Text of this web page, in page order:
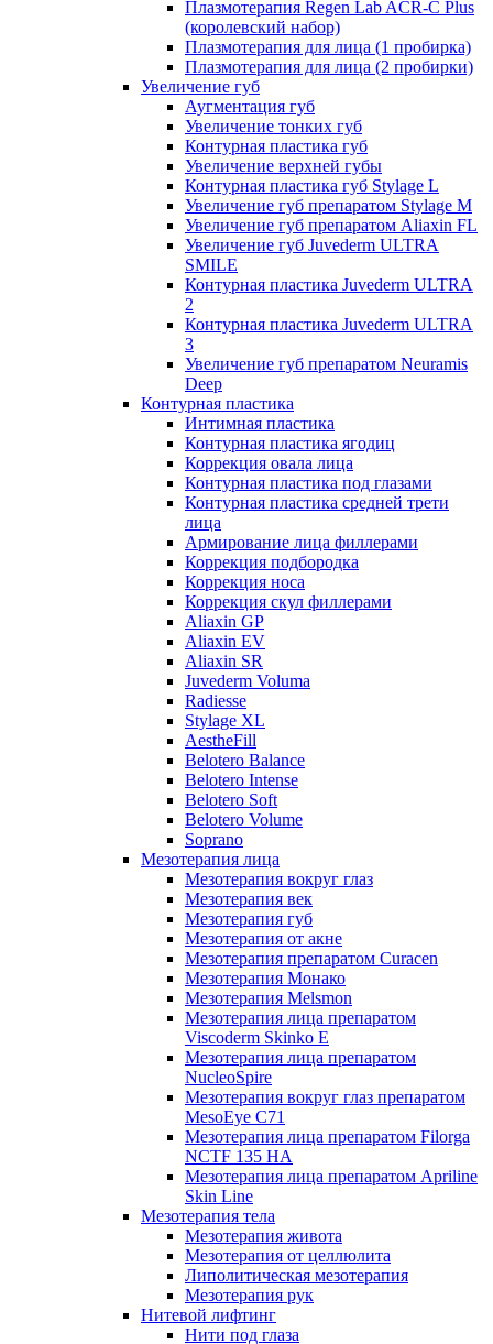
Плазмотерапия Regen Lab ACR-C Plus
(королевский набор)
Плазмотерапия для лица (1 пробирка)
Плазмотерапия для лица (2 пробирки)
Увеличение губ
Аугментация губ
Увеличение тонких губ
Контурная пластика губ
Увеличение верхней губы
Контурная пластика губ Stylage L
Увеличение губ препаратом Stylage M
Увеличение губ препаратом Aliaxin FL
Увеличение губ Juvederm ULTRA
SMILE
Контурная пластика Juvederm ULTRA
2
Контурная пластика Juvederm ULTRA
3
Увеличение губ препаратом Neuramis
Deep
Контурная пластика
Интимная пластика
Контурная пластика ягодиц
Коррекция овала лица
Контурная пластика под глазами
Контурная пластика средней трети
лица
Армирование лица филлерами
Коррекция подбородка
Коррекция носа
Коррекция скул филлерами
Aliaxin GP
Aliaxin EV
Aliaxin SR
Juvederm Voluma
Radiesse
Stylage XL
AestheFill
Belotero Balance
Belotero Intense
Belotero Soft
Belotero Volume
Soprano
Мезотерапия лица
Мезотерапия вокруг глаз
Мезотерапия век
Мезотерапия губ
Мезотерапия от акне
Мезотерапия препаратом Curacen
Мезотерапия Монако
Мезотерапия Melsmon
Мезотерапия лица препаратом
Viscoderm Skinko E
Мезотерапия лица препаратом
NucleoSpire
Мезотерапия вокруг глаз препаратом
MesoEye С71
Мезотерапия лица препаратом Filorga
NCTF 135 HA
Мезотерапия лица препаратом Apriline
Skin Line
Мезотерапия тела
Мезотерапия живота
Мезотерапия от целлюлита
Липолитическая мезотерапия
Мезотерапия рук
Нитевой лифтинг
Нити под глаза